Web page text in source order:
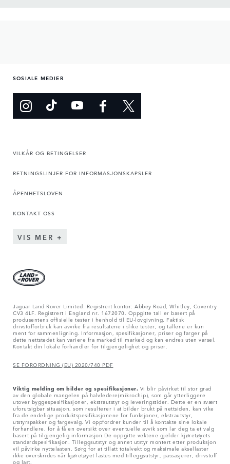
SOSIALE MEDIER
VILKÅR OG BETINGELSER
RETNINGSLINJER FOR INFORMASJONSKAPSLER
ÅPENHETSLOVEN
KONTAKT OSS
VIS MER
Jaguar Land Rover Limited: Registrert kontor: Abbey Road, Whitley, Coventry
CV3 4LF. Registrert i England nr. 1672070. Oppgitte tall er basert på
produsentens offisielle tester i henhold til EU-lovgivning. Faktisk
drivstofforbruk kan avvike fra resultatene i slike tester, og tallene er kun
ment for sammenligning. Informasjon, spesifikasjoner, priser og farger på
dette nettstedet kan variere fra marked til marked og kan endres uten varsel.
Kontakt din lokale forhandler for tilgjengelighet og priser.
SE FORORDNING (EU) 2020/740 PDF
Viktig melding om bilder og spesifikasjoner. Vi blir påvirket til stor grad
av den globale mangelen på halvledere(mikrochip), som går ytterliggere
utover byggespesifikasjoner, ekstrautstyr og leveringstider. Dette er en svært
uforutsigbar situasjon, som resulterer i at bilder brukt på nettsiden, kan vike
fra de endelige produktspesifikasjonene for funksjoner, ekstrautstyr,
utstyrspakker og fargevalg. Vi oppfordrer kunder til å kontakte sine lokale
forhandlere, for å få en oversikt over eventuelle avvik som lar deg ta et valg
basert på tilgjengelig informasjon.De oppgitte vektene gjelder kjøretøyets
standardspesifikasjon. Tilleggsutstyr og annet utstyr montert etter produksjon
vil påvirke nyttelasten. Sørg for at tillatt totalvekt og maksimale aksellaster
ikke overskrides når kjøretøyet lastes med tilleggsutstyr, passasjerer, drivstoff
og last.